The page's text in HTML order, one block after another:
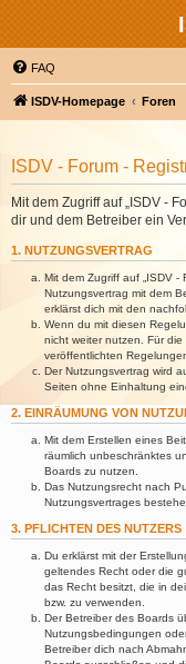
FAQ
ISDV-Homepage Foren
ISDV - Forum -
Mit dem Zugriff auf „ISDV -
dir und dem Betreiber ein
1. NUTZUNGSVERTRAG
Mit dem Zugriff auf „ISDV -
Nutzungsvertrag mit dem
erklärst dich mit den
Wenn du mit diesen
nicht weiter nutzen. Für
veröffentlichten
Der Nutzungsvertrag wird
Seiten ohne Einhaltung
2. EINRÄUMUNG VON
Mit dem Erstellen eines
räumlich unbeschränktes
Boards zu nutzen.
Das Nutzungsrecht nach
Nutzungsvertrages
3. PFLICHTEN DES NUTZERS
Du erklärst mit der
geltendes Recht oder die
das Recht besitzt, die in
bzw. zu verwenden.
Der Betreiber des Boards
Nutzungsbedingungen
Betreiber dich nach